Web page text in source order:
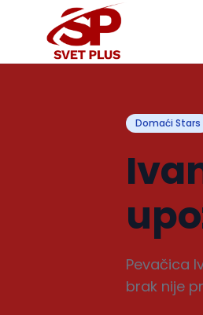
Domaći Stars
Pevačica
brak nije